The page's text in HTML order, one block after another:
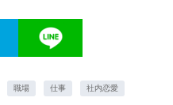
職場 仕事 社内恋愛